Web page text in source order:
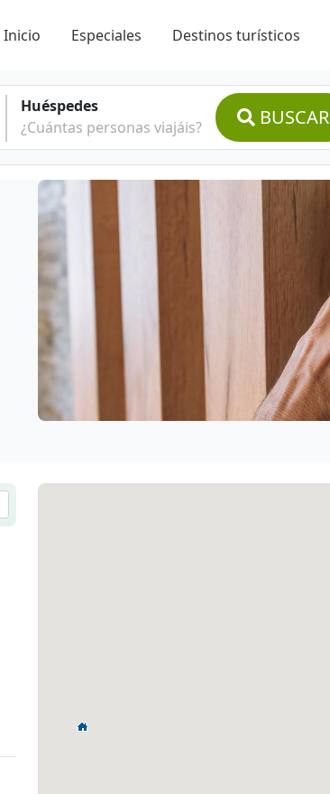
Inicio Especiales Destinos turísticos
Huéspedes
¿Cuántas personas viajáis?
BUSCAR